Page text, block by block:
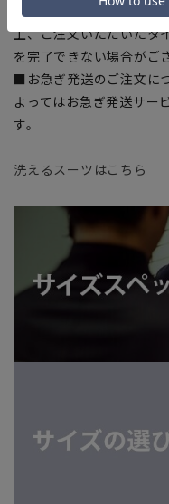
■店舗や各モールサイト
上、ご注文いただいたタ
を完了できない場合がご
■お急ぎ発送のご注文に
よってはお急ぎ発送サー
す。
洗えるスーツはこちら